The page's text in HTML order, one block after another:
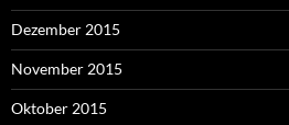
Dezember 2015
November 2015
Oktober 2015